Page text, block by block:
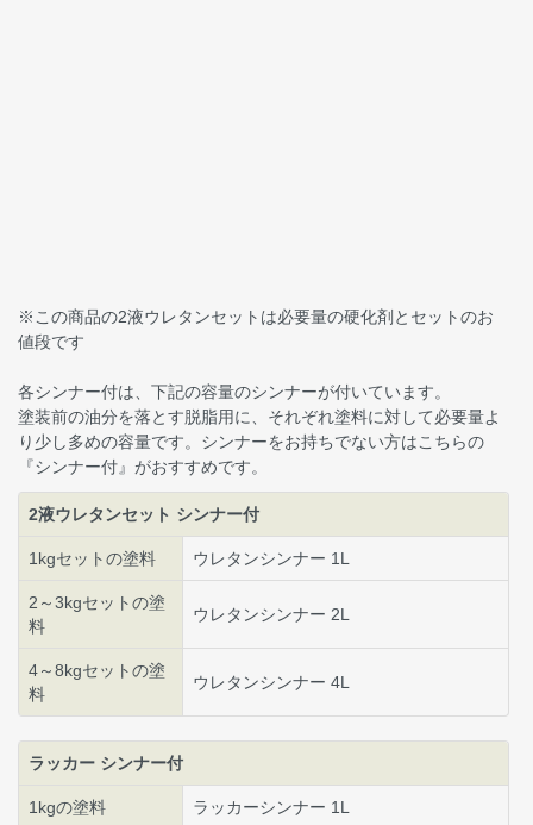
※この商品の2液ウレタンセットは必要量の硬化剤とセットのお
値段です
各シンナー付は、下記の容量のシンナーが付いています。
塗装前の油分を落とす脱脂用に、それぞれ塗料に対して必要量よ
り少し多めの容量です。シンナーをお持ちでない方はこちらの
『シンナー付』がおすすめです。
2液ウレタンセット シンナー付
1kgセットの塗料 ウレタンシンナー 1L
2～3kgセットの塗
料
ウレタンシンナー 2L
4～8kgセットの塗
料
ウレタンシンナー 4L
ラッカー シンナー付
1kgの塗料 ラッカーシンナー 1L